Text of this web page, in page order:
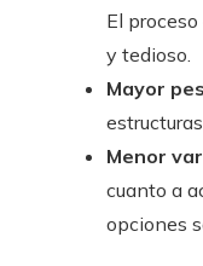
El
y tedioso.
Mayor
Menor
cuanto a
opciones